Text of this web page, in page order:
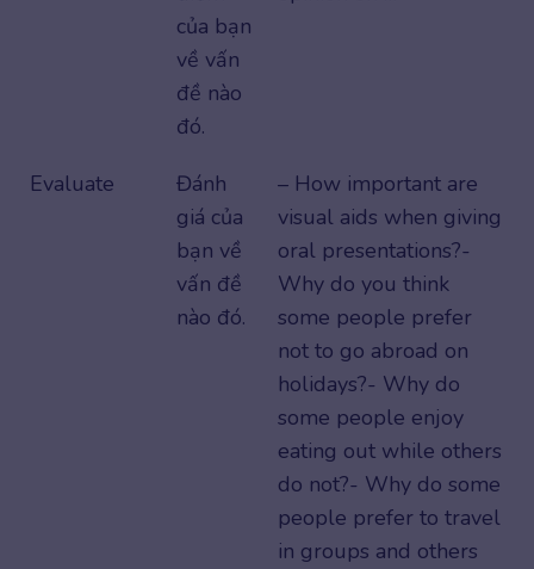
của bạn
về vấn
đề nào
đó.
Evaluate
Đánh
giá của
bạn về
vấn đề
nào đó.
– How important are
visual aids when giving
oral presentations?-
Why do you think
some people prefer
not to go abroad on
holidays?- Why do
some people enjoy
eating out while others
do not?- Why do some
people prefer to travel
in groups and others